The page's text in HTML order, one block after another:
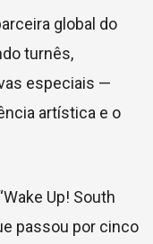
global do
turnês,
especiais —
artística e o
Up! South
passou por cinco